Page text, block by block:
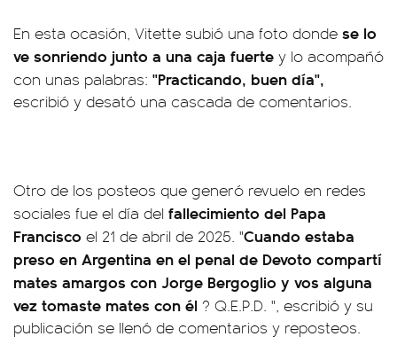
En esta ocasión, Vitette subió una foto donde se lo
ve sonriendo junto a una caja fuerte y lo acompañó
con unas palabras: "Practicando, buen día",
escribió y desató una cascada de comentarios.
Otro de los posteos que generó revuelo en redes
sociales fue el día del fallecimiento del Papa
Francisco el 21 de abril de 2025. "Cuando estaba
preso en Argentina en el penal de Devoto compartí
mates amargos con Jorge Bergoglio y vos alguna
vez tomaste mates con él ? Q.E.P.D. ", escribió y su
publicación se llenó de comentarios y reposteos.